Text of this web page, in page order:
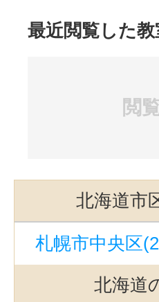
最近閲覧した
閲
北海道市
札幌市中央区
北海道